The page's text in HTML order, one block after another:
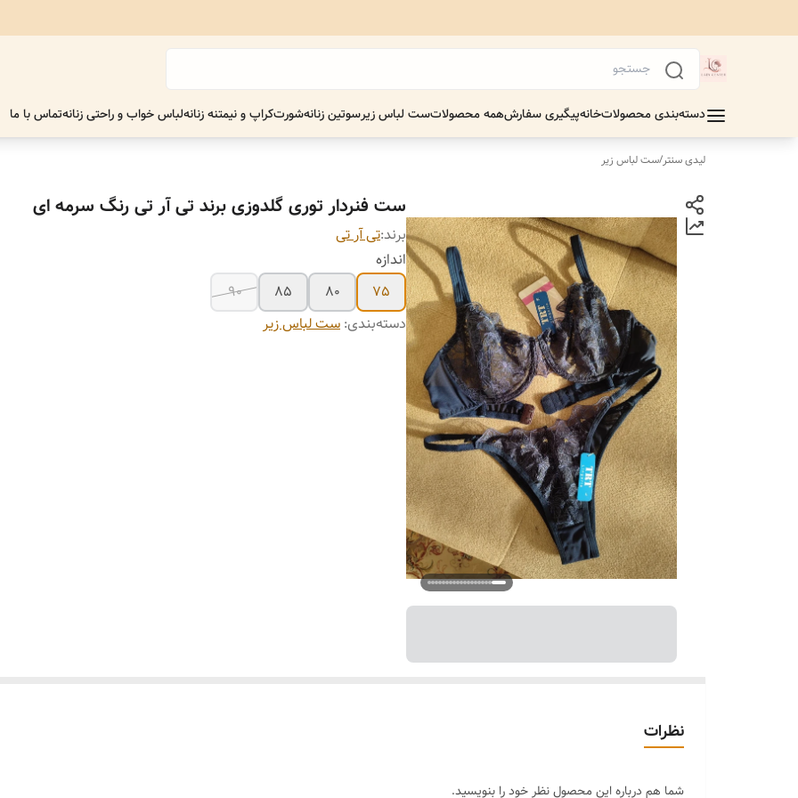
دسته‌بندی محصولاتخانهپیگیری سفارشهمه محصولاتست لباس زیرسوتین زنانهشورتکراپ و نیمتنه زنانهلباس خواب و راحتی زنانهتماس با ما
لیدی سنتر/ست لباس زیر
ست فنردار توری گلدوزی برند تی آر تی رنگ سرمه ای
برند:تی آر تی
اندازه
75
80
85
90
دسته‌بندی: ست لباس زیر
نظرات
شما هم درباره این محصول نظر خود را بنویسید.